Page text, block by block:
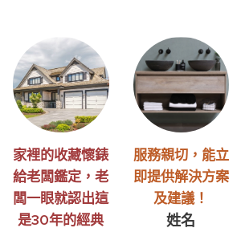
家裡的收藏懷錶
給老闆鑑定，老
闆一眼就認出這
是30年的經典
服務親切，能立
即提供解決方案
及建議！
姓名